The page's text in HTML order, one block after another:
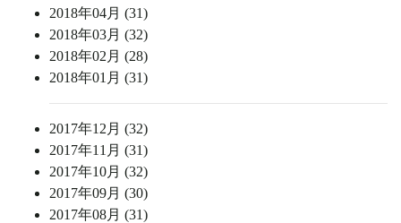
2018年04月 (31)
2018年03月 (32)
2018年02月 (28)
2018年01月 (31)
2017年12月 (32)
2017年11月 (31)
2017年10月 (32)
2017年09月 (30)
2017年08月 (31)